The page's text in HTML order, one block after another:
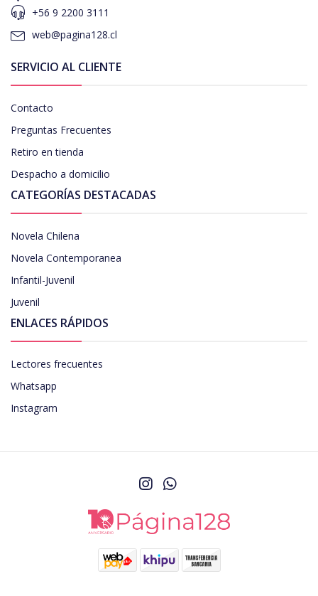
+56 9 2200 3111
web@pagina128.cl
SERVICIO AL CLIENTE
Contacto
Preguntas Frecuentes
Retiro en tienda
Despacho a domicilio
CATEGORÍAS DESTACADAS
Novela Chilena
Novela Contemporanea
Infantil-Juvenil
Juvenil
ENLACES RÁPIDOS
Lectores frecuentes
Whatsapp
Instagram